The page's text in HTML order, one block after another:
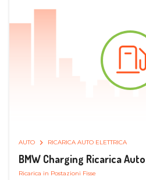
AUTO RICARICA AUTO ELETTRICA
BMW Charging Ricarica
Ricarica in Postazioni Fisse